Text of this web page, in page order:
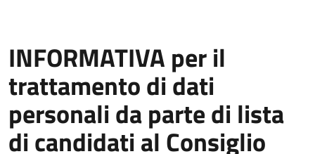
INFORMATIVA per il
trattamento di dati
personali da parte di lista
di candidati al Consiglio